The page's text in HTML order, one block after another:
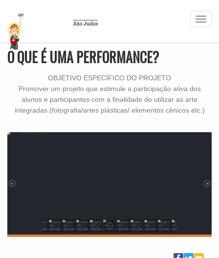
Menu
O QUE É UMA PERFORMANCE?
OBJETIVO ESPECÍFICO DO PROJETO
Promover um projeto que estimule a participação ativa dos
alunos e participantes com a finalidade de utilizar as arte
integradas (fotografia/artes plásticas/ elementos cênicos etc.)